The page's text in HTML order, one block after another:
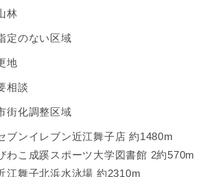
林
定のない区域
地
相談
街化調整区域
ブンイレブン近江舞子店 約1480m
わこ成蹊スポーツ大学図書館 2約570m
江舞子北浜水泳場 約2310m